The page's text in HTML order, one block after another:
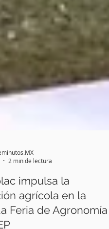
2 min de lectura
impulsa la
agrícola en la